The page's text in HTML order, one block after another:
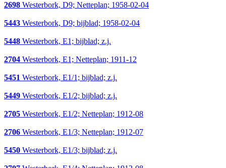
2698 Westerbork, D9; Netteplan; 1958-02-04
5443 Westerbork, D9; bijblad; 1958-02-04
5448 Westerbork, E1; bijblad; z.j.
2704 Westerbork, E1; Netteplan; 1911-12
5451 Westerbork, E1/1; bijblad; z.j.
5449 Westerbork, E1/2; bijblad; z.j.
2705 Westerbork, E1/2; Netteplan; 1912-08
2706 Westerbork, E1/3; Netteplan; 1912-07
5450 Westerbork, E1/3; bijblad; z.j.